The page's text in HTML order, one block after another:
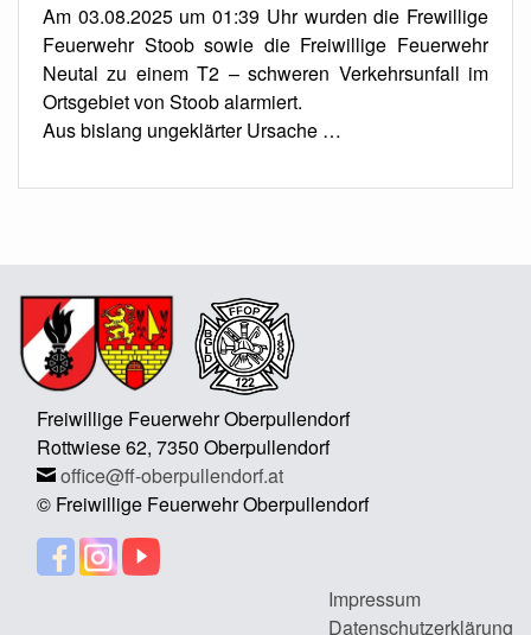
Am 03.08.2025 um 01:39 Uhr wurden die Frewillige
Feuerwehr Stoob sowie die Freiwillige Feuerwehr
Neutal zu einem T2 – schweren Verkehrsunfall im
Ortsgebiet von Stoob alarmiert.
Aus bislang ungeklärter Ursache …
Freiwillige Feuerwehr Oberpullendorf
Rottwiese 62, 7350 Oberpullendorf
office@ff-oberpullendorf.at
© Freiwillige Feuerwehr Oberpullendorf
Impressum
Datenschutzerklärung